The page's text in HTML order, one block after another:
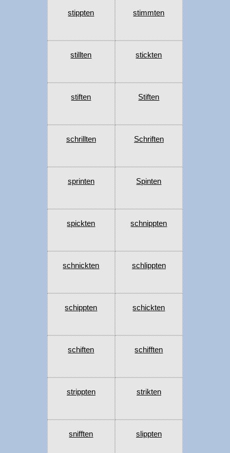
stippten stimmten
stillten stickten
stiften Stiften
schrillten Schriften
sprinten Spinten
spickten schnippten
schnickten schlippten
schippten schickten
schiften schifften
strippten strikten
snifften slippten